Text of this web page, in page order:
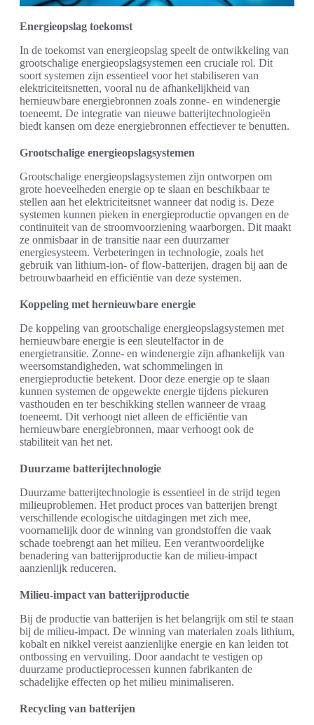
Energieopslag toekomst
In de toekomst van energieopslag speelt de ontwikkeling van
grootschalige energieopslagsystemen een cruciale rol. Dit
soort systemen zijn essentieel voor het stabiliseren van
elektriciteitsnetten, vooral nu de afhankelijkheid van
hernieuwbare energiebronnen zoals zonne- en windenergie
toeneemt. De integratie van nieuwe batterijtechnologieën
biedt kansen om deze energiebronnen effectiever te benutten.
Grootschalige energieopslagsystemen
Grootschalige energieopslagsystemen zijn ontworpen om
grote hoeveelheden energie op te slaan en beschikbaar te
stellen aan het elektriciteitsnet wanneer dat nodig is. Deze
systemen kunnen pieken in energieproductie opvangen en de
continuïteit van de stroomvoorziening waarborgen. Dit maakt
ze onmisbaar in de transitie naar een duurzamer
energiesysteem. Verbeteringen in technologie, zoals het
gebruik van lithium-ion- of flow-batterijen, dragen bij aan de
betrouwbaarheid en efficiëntie van deze systemen.
Koppeling met hernieuwbare energie
De koppeling van grootschalige energieopslagsystemen met
hernieuwbare energie is een sleutelfactor in de
energietransitie. Zonne- en windenergie zijn afhankelijk van
weersomstandigheden, wat schommelingen in
energieproductie betekent. Door deze energie op te slaan
kunnen systemen de opgewekte energie tijdens piekuren
vasthouden en ter beschikking stellen wanneer de vraag
toeneemt. Dit verhoogt niet alleen de efficiëntie van
hernieuwbare energiebronnen, maar verhoogt ook de
stabiliteit van het net.
Duurzame batterijtechnologie
Duurzame batterijtechnologie is essentieel in de strijd tegen
milieuproblemen. Het product proces van batterijen brengt
verschillende ecologische uitdagingen met zich mee,
voornamelijk door de winning van grondstoffen die vaak
schade toebrengt aan het milieu. Een verantwoordelijke
benadering van batterijproductie kan de milieu-impact
aanzienlijk reduceren.
Milieu-impact van batterijproductie
Bij de productie van batterijen is het belangrijk om stil te staan
bij de milieu-impact. De winning van materialen zoals lithium,
kobalt en nikkel vereist aanzienlijke energie en kan leiden tot
ontbossing en vervuiling. Door aandacht te vestigen op
duurzame productieprocessen kunnen fabrikanten de
schadelijke effecten op het milieu minimaliseren.
Recycling van batterijen